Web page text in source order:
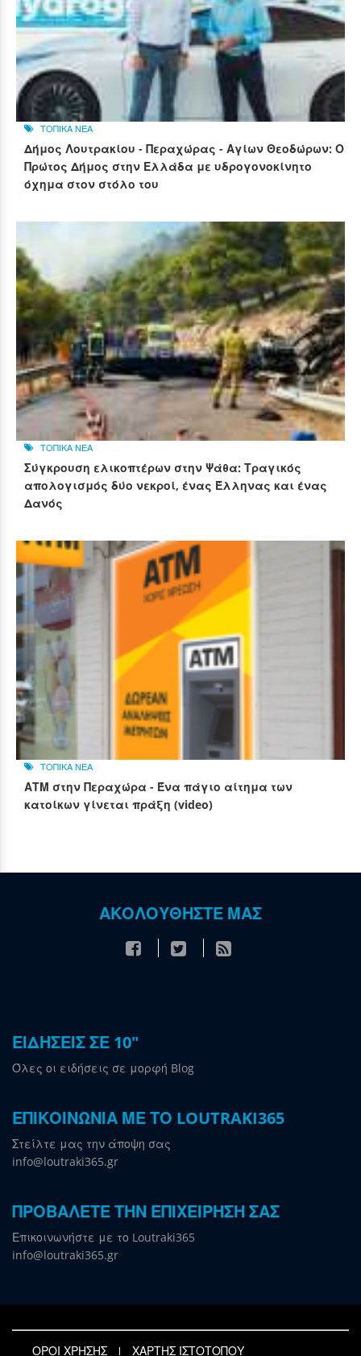
ΤΟΠΙΚΑ ΝΕΑ
Δήμος Λουτρακίου - Περαχώρας - Αγίων Θεοδώρων: Ο
Πρώτος Δήμος στην Ελλάδα με υδρογονοκίνητο
όχημα στον στόλο του
ΤΟΠΙΚΑ ΝΕΑ
Σύγκρουση ελικοπτέρων στην Ψάθα: Τραγικός
απολογισμός δύο νεκροί, ένας Έλληνας και ένας
Δανός
ΤΟΠΙΚΑ ΝΕΑ
ΑΤΜ στην Περαχώρα - Ένα πάγιο αίτημα των
κατοίκων γίνεται πράξη (video)
ΑΚΟΛΟΥΘΗΣΤΕ ΜΑΣ
ΕΙΔΗΣΕΙΣ ΣΕ 10"
Όλες οι ειδήσεις σε μορφή Blog
ΕΠΙΚΟΙΝΩΝΙΑ ΜΕ ΤΟ LOUTRAKI365
Στείλτε μας την άποψη σας
info@loutraki365.gr
ΠΡΟΒΑΛΕΤΕ ΤΗΝ ΕΠΙΧΕΙΡΗΣΗ ΣΑΣ
Επικοινωνήστε με το Loutraki365
info@loutraki365.gr
ΟΡΟΙ ΧΡΗΣΗΣ
ΧΑΡΤΗΣ ΙΣΤΟΤΟΠΟΥ